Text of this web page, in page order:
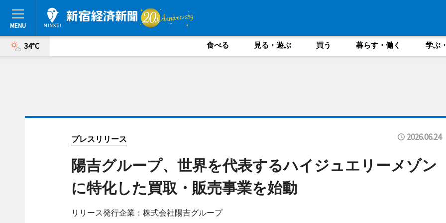
34°C 食べる 見る・遊ぶ 買う 暮らす・働く 学ぶ
プレスリリース 2026.06.24
陽吉グループ、世界を代表するハイジュエリーメゾン
に特化した買取・販売事業を始動
リリース発行企業：株式会社陽吉グループ